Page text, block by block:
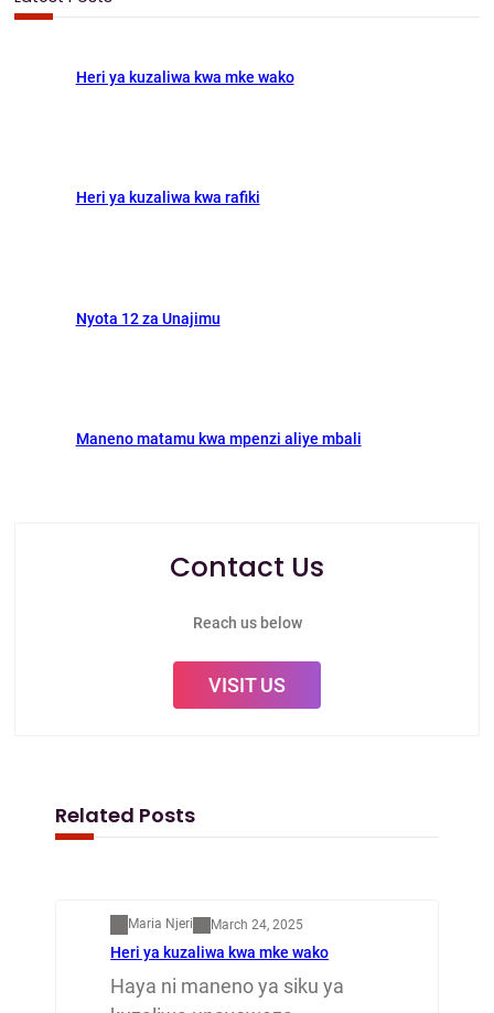
o d
o
n
c
Heri ya kuzaliwa kwa mke wako
Heri ya kuzaliwa kwa rafiki
Nyota 12 za Unajimu
Maneno matamu kwa mpenzi aliye mbali
Contact Us
Reach us below
VISIT US
Related Posts
Maria Njeri March 24, 2025
Heri ya kuzaliwa kwa mke wako
Haya ni maneno ya siku ya